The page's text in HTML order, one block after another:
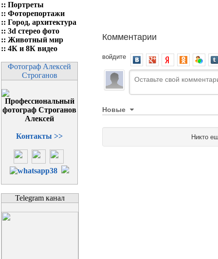
:: Портреты
:: Фоторепортажи
:: Город, архитектура
:: 3d стерео фото
:: Животный мир
:: 4К и 8К видео
Фотограф Алексей
Строганов
Контакты >>
Telegram канал
Комментарии
войдите
Новые
Никто